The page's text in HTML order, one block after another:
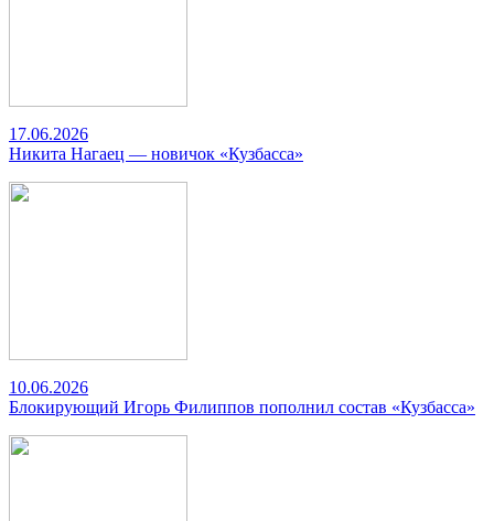
17.06.2026
Никита Нагаец — новичок «Кузбасса»
10.06.2026
Блокирующий Игорь Филиппов пополнил состав «Кузбасса»